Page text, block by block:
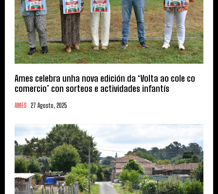
Ames celebra unha nova edición da ‘Volta ao cole co
comercio’ con sorteos e actividades infantís
AMES 27 Agosto, 2025